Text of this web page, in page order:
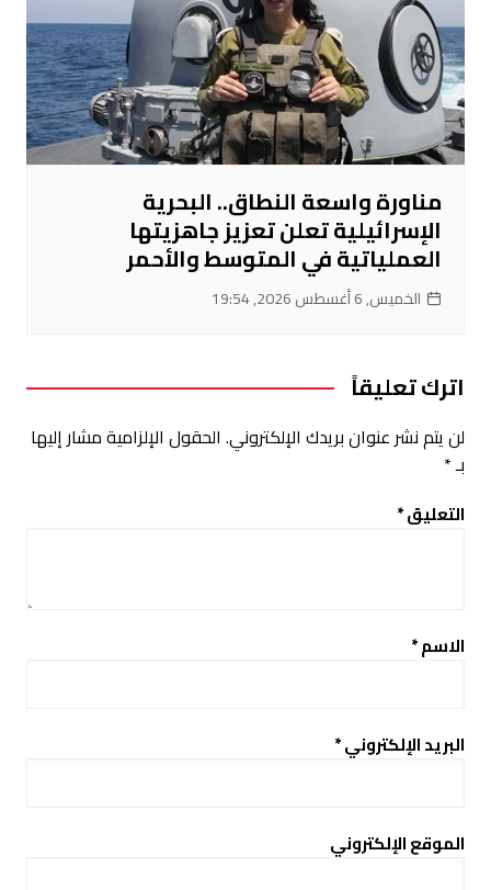
مناورة واسعة النطاق.. البحرية
الإسرائيلية تعلن تعزيز جاهزيتها
العملياتية في المتوسط والأحمر
الخميس, 6 أغسطس 2026, 19:54
اترك تعليقاً
لن يتم نشر عنوان بريدك الإلكتروني. الحقول الإلزامية مشار إليها
بـ*
التعليق*
الاسم*
البريد الإلكتروني*
الموقع الإلكتروني